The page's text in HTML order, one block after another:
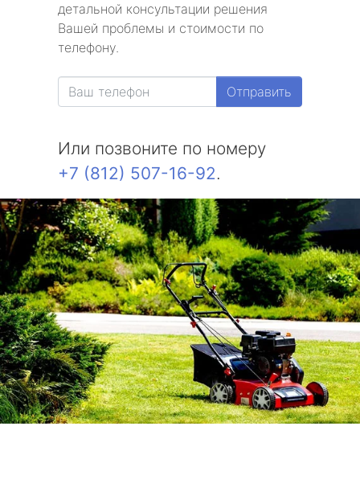
детальной консультации решения
Вашей проблемы и стоимости по
телефону.
Отправить
Или позвоните по номеру
+7 (812) 507-16-92.